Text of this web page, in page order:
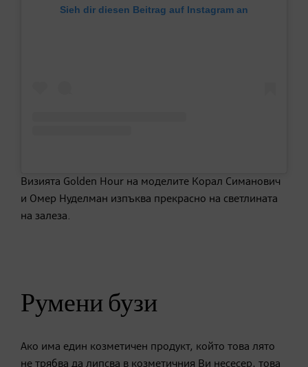
Sieh dir diesen Beitrag auf Instagram an
Визията Golden Hour на моделите Корал Симанович
и Омер Нуделман изпъква прекрасно на светлината
на залеза.
Румени бузи
Ако има един козметичен продукт, който това лято
не трябва да липсва в козметичния Ви несесер, това